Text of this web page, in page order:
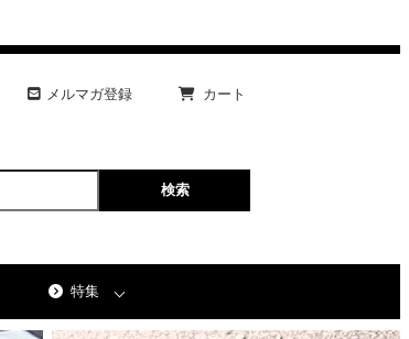
メルマガ登録 カート
特集